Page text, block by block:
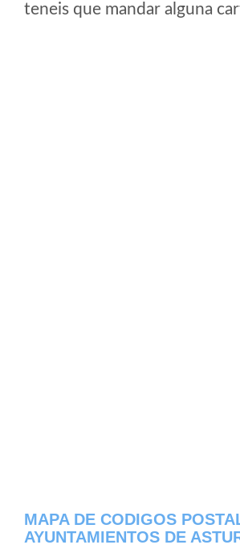
teneis que mandar alguna
MAPA DE CODIGOS
AYUNTAMIENTOS DE